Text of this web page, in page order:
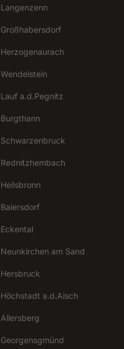
Langenzenn
Großhabersdorf
Herzogenaurach
Wendelstein
Lauf a.d.Pegnitz
Burgthann
Schwarzenbruck
Rednitzhembach
Heilsbronn
Baiersdorf
Eckental
Neunkirchen am Sand
Hersbruck
Höchstadt a.d.Aisch
Allersberg
Georgensgmünd